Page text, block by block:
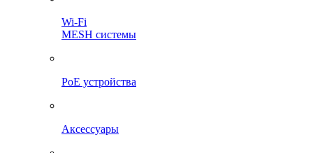
Wi-Fi
MESH системы
PoE устройства
Аксессуары